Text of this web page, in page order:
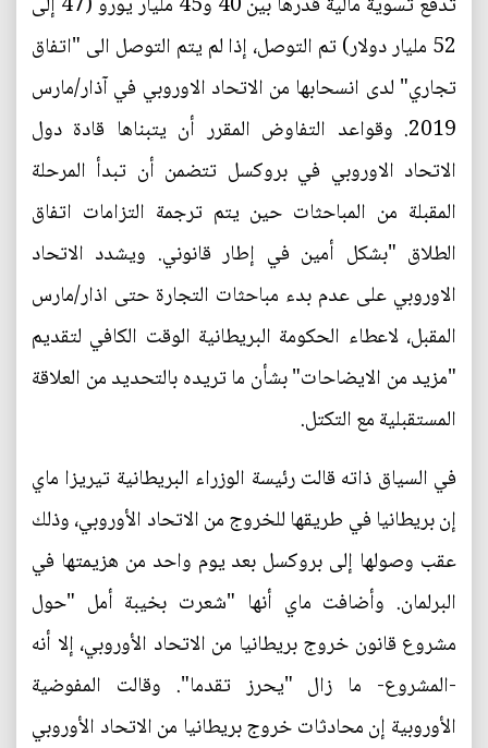
52 مليار دولار) تم التوصل، إذا لم يتم التوصل الى "اتفاق
تجاري" لدى انسحابها من الاتحاد الاوروبي في آذار/مارس
2019. وقواعد التفاوض المقرر أن يتبناها قادة دول
الاتحاد الاوروبي في بروكسل تتضمن أن تبدأ المرحلة
المقبلة من المباحثات حين يتم ترجمة التزامات اتفاق
الطلاق "بشكل أمين في إطار قانوني. ويشدد الاتحاد
الاوروبي على عدم بدء مباحثات التجارة حتى اذار/مارس
المقبل، لاعطاء الحكومة البريطانية الوقت الكافي لتقديم
"مزيد من الايضاحات" بشأن ما تريده بالتحديد من العلاقة
المستقبلية مع التكتل.
في السياق ذاته قالت رئيسة الوزراء البريطانية تيريزا ماي
إن بريطانيا في طريقها للخروج من الاتحاد الأوروبي، وذلك
عقب وصولها إلى بروكسل بعد يوم واحد من هزيمتها في
البرلمان. وأضافت ماي أنها "شعرت بخيبة أمل "حول
مشروع قانون خروج بريطانيا من الاتحاد الأوروبي، إلا أنه
-المشروع- ما زال "يحرز تقدما". وقالت المفوضية
الأوروبية إن محادثات خروج بريطانيا من الاتحاد الأوروبي